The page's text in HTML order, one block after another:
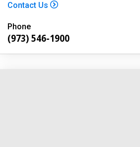
Contact Us
Phone
(973) 546-1900